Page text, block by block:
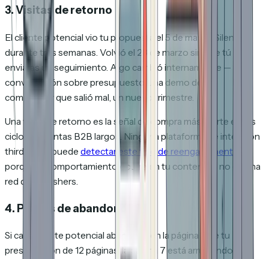
3. Visitas de retorno
El cliente potencial vio tu propuesta el 5 de marzo. Silencio
durante tres semanas. Volvió el 28 de marzo sin que tú
enviaras un seguimiento. Algo cambió internamente — una
conversación sobre presupuesto, una demo de un
competidor que salió mal, un nuevo trimestre.
Una visita de retorno es la señal de compra más fuerte en los
ciclos de ventas B2B largos. Ninguna plataforma de intención
third-party puede detectar este tipo de reengagement
porque el comportamiento ocurre en tu contenido, no en una
red de publishers.
4. Puntos de abandono
Si cada cliente potencial abandona en la página 7 de tu
presentación de 12 páginas, la página 7 está arruinando tu